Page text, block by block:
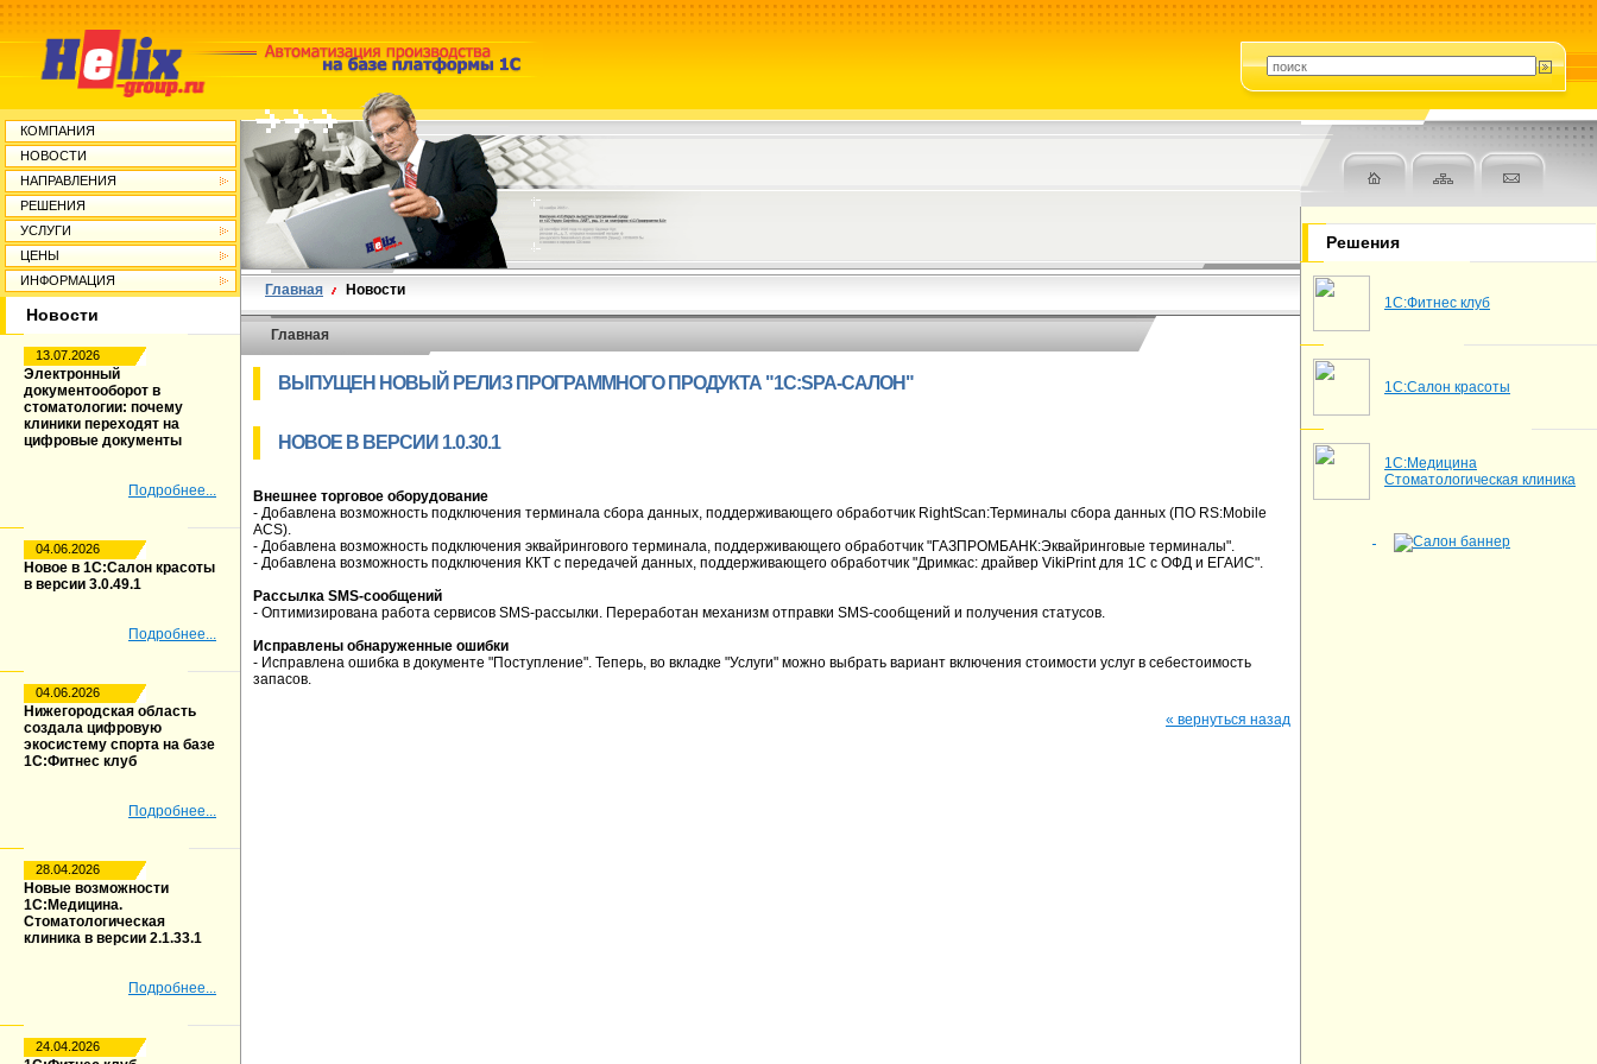
КОМПАНИЯ
НОВОСТИ
НАПРАВЛЕНИЯ
РЕШЕНИЯ
УСЛУГИ
ЦЕНЫ
ИНФОРМАЦИЯ
Новости
13.07.2026
Электронный
документооборот в
стоматологии: почему
клиники переходят на
цифровые документы
Подробнее...
04.06.2026
Новое в 1С:Салон красоты
в версии 3.0.49.1
Подробнее...
04.06.2026
Нижегородская область
создала цифровую
экосистему спорта на базе
1С:Фитнес клуб
Подробнее...
28.04.2026
Новые возможности
1С:Медицина.
Стоматологическая
клиника в версии 2.1.33.1
Подробнее...
24.04.2026
Главная Новости
Главная
ВЫПУЩЕН НОВЫЙ РЕЛИЗ ПРОГРАММНОГО ПРОДУКТА "1С:SPA-САЛОН"
НОВОЕ В ВЕРСИИ 1.0.30.1
Внешнее торговое оборудование
- Добавлена возможность подключения терминала сбора данных, поддерживающего обработчик RightScan:Терминалы сбора данных (ПО RS:Mobile
ACS).
- Добавлена возможность подключения эквайрингового терминала, поддерживающего обработчик "ГАЗПРОМБАНК:Эквайринговые терминалы".
- Добавлена возможность подключения ККТ с передачей данных, поддерживающего обработчик "Дримкас: драйвер VikiPrint для 1С с ОФД и ЕГАИС".
Рассылка SMS-сообщений
- Оптимизирована работа сервисов SMS-рассылки. Переработан механизм отправки SMS-сообщений и получения статусов.
Исправлены обнаруженные ошибки
- Исправлена ошибка в документе "Поступление". Теперь, во вкладке "Услуги" можно выбрать вариант включения стоимости услуг в себестоимость
запасов.
« вернуться назад
Решения
1С:Фитнес клуб
1С:Салон красоты
1С:Медицина
Стоматологическая клиника